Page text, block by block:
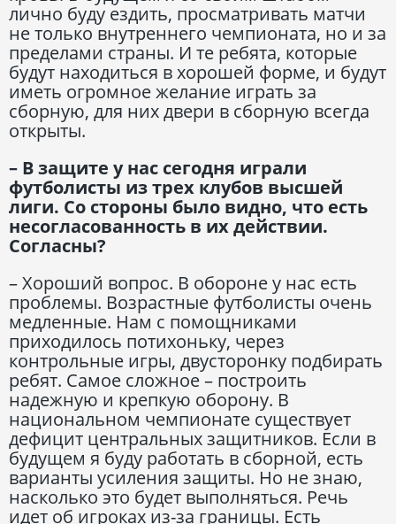
лично буду ездить, просматривать матчи
не только внутреннего чемпионата, но и за
пределами страны. И те ребята, которые
будут находиться в хорошей форме, и будут
иметь огромное желание играть за
сборную, для них двери в сборную всегда
открыты.
– В защите у нас сегодня играли
футболисты из трех клубов высшей
лиги. Со стороны было видно, что есть
несогласованность в их действии.
Согласны?
– Хороший вопрос. В обороне у нас есть
проблемы. Возрастные футболисты очень
медленные. Нам с помощниками
приходилось потихоньку, через
контрольные игры, двусторонку подбирать
ребят. Самое сложное – построить
надежную и крепкую оборону. В
национальном чемпионате существует
дефицит центральных защитников. Если в
будущем я буду работать в сборной, есть
варианты усиления защиты. Но не знаю,
насколько это будет выполняться. Речь
идет об игроках из-за границы. Есть